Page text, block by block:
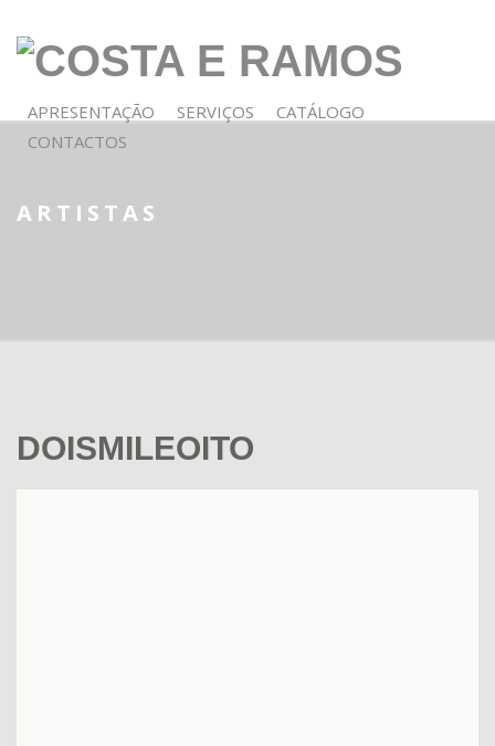
APRESENTAÇÃO SERVIÇOS
CATÁLOGO
CONTACTOS
ARTISTAS
DOISMILEOITO